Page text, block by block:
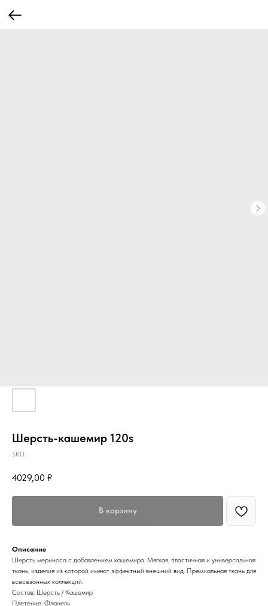
Шерсть-кашемир 120s
SKU:
4029,00 ₽
В корзину
Описание
Шерсть мериноса с добавлением кашемира. Мягкая, пластичная и универсальная
ткань, изделия из которой имеют эффектный внешний вид. Премиальная ткань для
всесезонных коллекций.
Состав: Шерсть / Кашемир
Плетение: Фланель